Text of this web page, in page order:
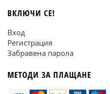
ВКЛЮЧИ СЕ!
Вход
Регистрация
Забравена парола
МЕТОДИ ЗА ПЛАЩАНЕ